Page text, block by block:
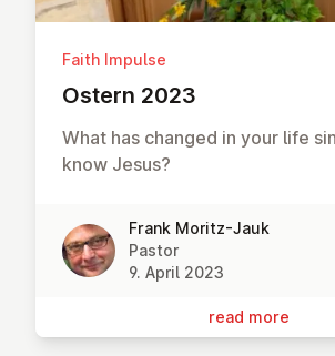
Faith Impulse
Ostern 2023
What has changed in your life
know Jesus?
Frank Moritz-Jauk
Pastor
9. April 2023
read more